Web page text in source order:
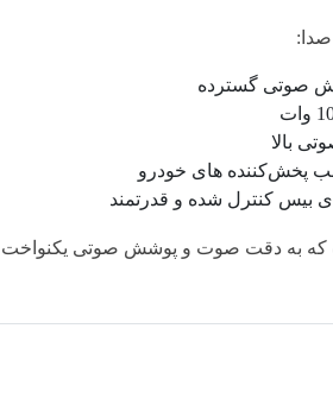
بیس کنترل‌ شده و قدرتمند
به دقت صوت و پوشش صوتی یکنواخت